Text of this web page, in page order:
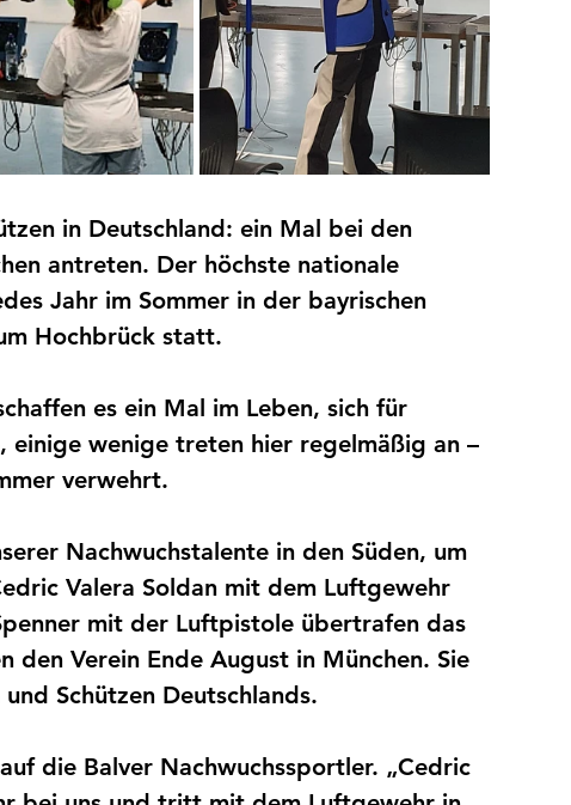
in Deutschland: ein Mal bei den
antreten. Der höchste nationale
Jahr im Sommer in der bayrischen
Hochbrück statt.
es ein Mal im Leben, sich für
einige wenige treten hier regelmäßig an –
verwehrt.
Nachwuchstalente in den Süden, um
Valera Soldan mit dem Luftgewehr
mit der Luftpistole übertrafen das
Verein Ende August in München. Sie
Schützen Deutschlands.
die Balver Nachwuchssportler. „Cedric